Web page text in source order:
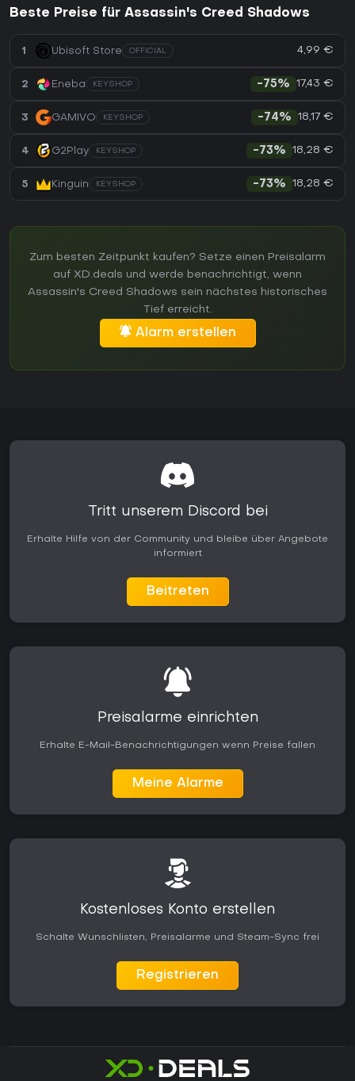
Beste Preise für Assassin's Creed Shadows
1 Ubisoft Store OFFICIAL 4,99 €
2 Eneba KEYSHOP -75% 17,43 €
3 GAMIVO KEYSHOP -74% 18,17 €
4 G2Play KEYSHOP -73% 18,28 €
5 Kinguin KEYSHOP -73% 18,28 €
Zum besten Zeitpunkt kaufen? Setze einen Preisalarm
auf XD.deals und werde benachrichtigt, wenn
Assassin's Creed Shadows sein nächstes historisches
Tief erreicht.
Alarm erstellen
Tritt unserem Discord bei
Erhalte Hilfe von der Community und bleibe über Angebote
informiert
Beitreten
Preisalarme einrichten
Erhalte E-Mail-Benachrichtigungen wenn Preise fallen
Meine Alarme
Kostenloses Konto erstellen
Schalte Wunschlisten, Preisalarme und Steam-Sync frei
Registrieren